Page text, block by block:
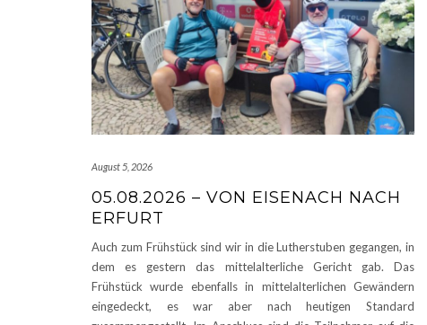
August 5, 2026
05.08.2026 – VON EISENACH NACH
ERFURT
Auch zum Frühstück sind wir in die Lutherstuben gegangen, in
dem es gestern das mittelalterliche Gericht gab. Das
Frühstück wurde ebenfalls in mittelalterlichen Gewändern
eingedeckt, es war aber nach heutigen Standard